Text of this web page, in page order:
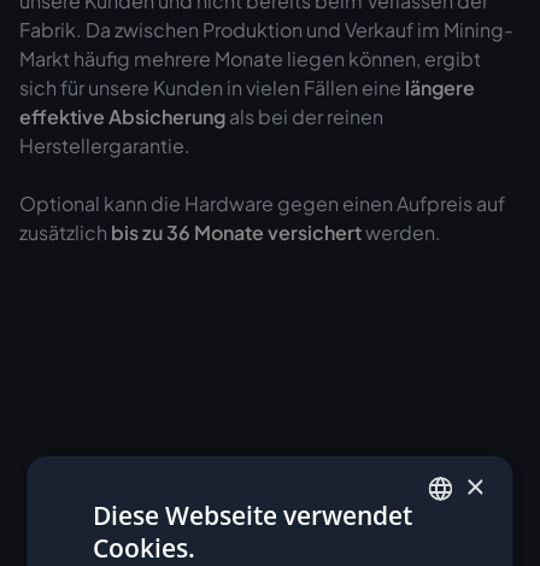
Fabrik. Da zwischen Produktion und Verkauf im Mining-
Markt häufig mehrere Monate liegen können, ergibt
sich für unsere Kunden in vielen Fällen eine längere
effektive Absicherungals bei der reinen
Herstellergarantie.
Optional kann die Hardware gegen einen Aufpreis auf
zusätzlich bis zu 36 Monate versichertwerden.
×
Diese Webseite verwendet
Cookies.